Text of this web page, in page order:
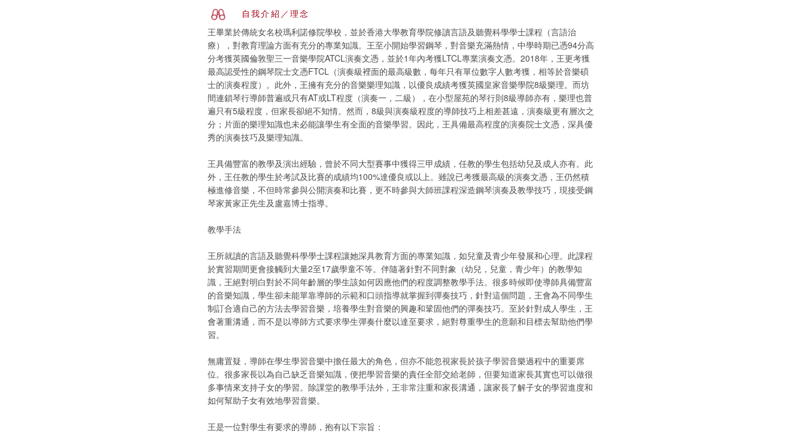
自我介紹／理念
王畢業於傳統女名校瑪利諾修院學校，並於香港大學教育學院修讀言語及聽覺科學學士課程（言語治
療），對教育理論方面有充分的專業知識。王至小開始學習鋼琴，對音樂充滿熱情，中學時期已憑94分高
分考獲英國倫敦聖三一音樂學院ATCL演奏文憑，並於1年內考獲LTCL專業演奏文憑。2018年，王更考獲
最高認受性的鋼琴院士文憑FTCL（演奏級裡面的最高級數，每年只有單位數字人數考獲，相等於音樂碩
士的演奏程度）。此外，王擁有充分的音樂樂理知識，以優良成績考獲英國皇家音樂學院8級樂理。而坊
間連鎖琴行導師普遍或只有AT或LT程度（演奏一，二級），在小型屋苑的琴行則8級導師亦有，樂理也普
遍只有5級程度，但家長卻絕不知情。然而，8級與演奏級程度的導師技巧上相差甚遠，演奏級更有層次之
分；片面的樂理知識也未必能讓學生有全面的音樂學習。因此，王具備最高程度的演奏院士文憑，深具優
秀的演奏技巧及樂理知識。
王具備豐富的教學及演出經驗，曾於不同大型賽事中獲得三甲成績，任教的學生包括幼兒及成人亦有。此
外，王任教的學生於考試及比賽的成績均100%達優良或以上。雖說已考獲最高級的演奏文憑，王仍然積
極進修音樂，不但時常參與公開演奏和比賽，更不時參與大師班課程深造鋼琴演奏及教學技巧，現接受鋼
琴家黃家正先生及盧嘉博士指導。
教學手法
王所就讀的言語及聽覺科學學士課程讓她深具教育方面的專業知識，如兒童及青少年發展和心理。此課程
於實習期間更會接觸到大量2至17歲學童不等。伴隨著針對不同對象（幼兒，兒童，青少年）的教學知
識，王絕對明白對於不同年齡層的學生該如何因應他們的程度調整教學手法。很多時候即使導師具備豐富
的音樂知識，學生卻未能單靠導師的示範和口頭指導就掌握到彈奏技巧，針對這個問題，王會為不同學生
制訂合適自己的方法去學習音樂，培養學生對音樂的興趣和鞏固他們的彈奏技巧。至於針對成人學生，王
會著重溝通，而不是以導師方式要求學生彈奏什麼以達至要求，絕對尊重學生的意願和目標去幫助他們學
習。
無庸置疑，導師在學生學習音樂中擔任最大的角色，但亦不能忽視家長於孩子學習音樂過程中的重要席
位。很多家長以為自己缺乏音樂知識，便把學習音樂的責任全部交給老師，但要知道家長其實也可以做很
多事情來支持子女的學習。除課堂的教學手法外，王非常注重和家長溝通，讓家長了解子女的學習進度和
如何幫助子女有效地學習音樂。
王是一位對學生有要求的導師，抱有以下宗旨：